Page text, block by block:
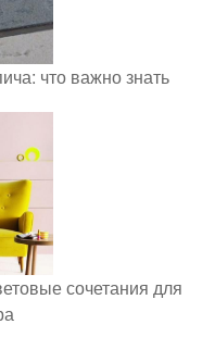
что важно знать
сочетания для